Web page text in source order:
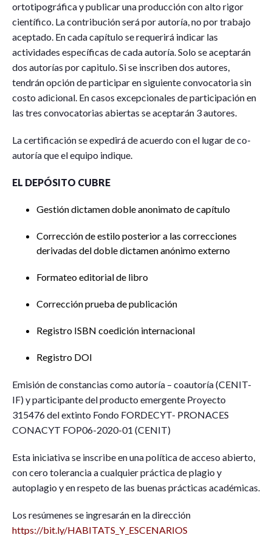
ortotipográfica y publicar una producción con alto rigor
científico. La contribución será por autoría, no por trabajo
aceptado. En cada capítulo se requerirá indicar las
actividades específicas de cada autoría. Solo se aceptarán
dos autorías por capitulo. Si se inscriben dos autores,
tendrán opción de participar en siguiente convocatoria sin
costo adicional. En casos excepcionales de participación en
las tres convocatorias abiertas se aceptarán 3 autores.
La certificación se expedirá de acuerdo con el lugar de co-
autoría que el equipo indique.
EL DEPÓSITO CUBRE
Gestión dictamen doble anonimato de capítulo
Corrección de estilo posterior a las correcciones
derivadas del doble dictamen anónimo externo
Formateo editorial de libro
Corrección prueba de publicación
Registro ISBN coedición internacional
Registro DOI
Emisión de constancias como autoría – coautoría (CENIT-
IF) y participante del producto emergente Proyecto
315476 del extinto Fondo FORDECYT- PRONACES
CONACYT FOP06-2020-01 (CENIT)
Esta iniciativa se inscribe en una política de acceso abierto,
con cero tolerancia a cualquier práctica de plagio y
autoplagio y en respeto de las buenas prácticas académicas.
Los resúmenes se ingresarán en la dirección
https://bit.ly/HABITATS_Y_ESCENARIOS